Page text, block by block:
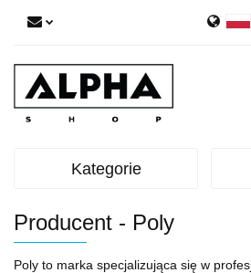
Kategorie
Producent - Poly
Poly to marka specjalizująca się w